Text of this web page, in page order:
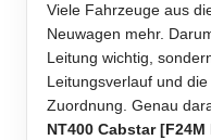
Viele Fahrzeuge aus
Neuwagen mehr.
Leitung wichtig,
Leitungsverlauf und
Zuordnung. Genau
NT400 Cabstar